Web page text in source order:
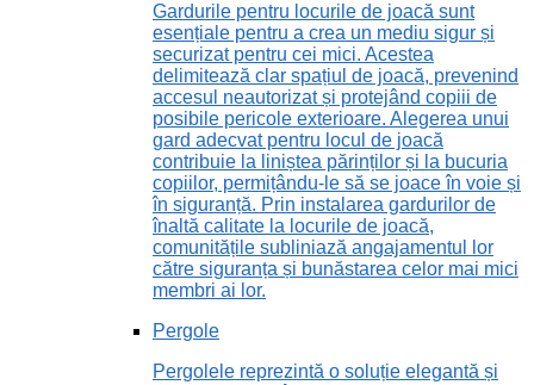
Gardurile pentru locurile de joacă sunt
esențiale pentru a crea un mediu sigur și
securizat pentru cei mici. Acestea
delimitează clar spațiul de joacă, prevenind
accesul neautorizat și protejând copiii de
posibile pericole exterioare. Alegerea unui
gard adecvat pentru locul de joacă
contribuie la liniștea părinților și la bucuria
copiilor, permițându-le să se joace în voie și
în siguranță. Prin instalarea gardurilor de
înaltă calitate la locurile de joacă,
comunitățile subliniază angajamentul lor
către siguranța și bunăstarea celor mai mici
membri ai lor.
Pergole
Pergolele reprezintă o soluție elegantă și